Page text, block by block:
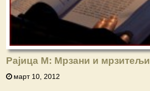
Рајица М: Мрзани и мрзитељи
март 10, 2012